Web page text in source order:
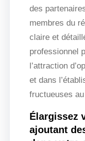
des
membres du
claire et
professionnel
l’attraction
et dans
fructueuses
Élargissez
ajoutant